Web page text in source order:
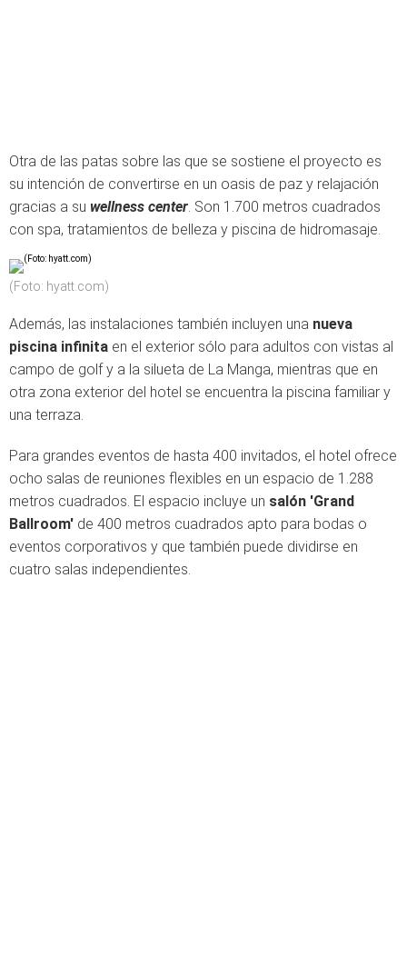
Otra de las patas sobre las que se sostiene el proyecto es
su intención de convertirse en un oasis de paz y relajación
gracias a su wellness center. Son 1.700 metros cuadrados
con spa, tratamientos de belleza y piscina de hidromasaje.
(Foto: hyatt.com)
Además, las instalaciones también incluyen una nueva
piscina infinita en el exterior sólo para adultos con vistas al
campo de golf y a la silueta de La Manga, mientras que en
otra zona exterior del hotel se encuentra la piscina familiar y
una terraza.
Para grandes eventos de hasta 400 invitados, el hotel ofrece
ocho salas de reuniones flexibles en un espacio de 1.288
metros cuadrados. El espacio incluye un salón 'Grand
Ballroom' de 400 metros cuadrados apto para bodas o
eventos corporativos y que también puede dividirse en
cuatro salas independientes.